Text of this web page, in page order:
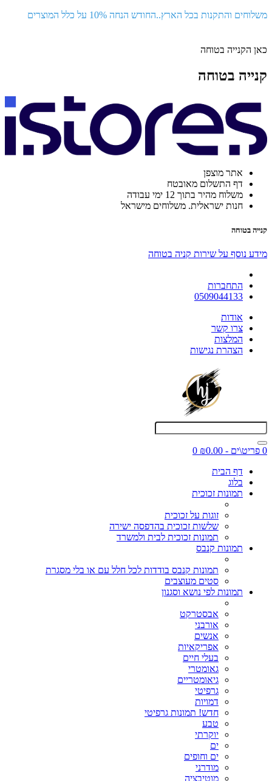
משלוחים והתקנות בכל הארץ..החודש הנחה 10% על כלל המוצרים
כאן הקנייה בטוחה
קנייה בטוחה
אתר מוצפן
דף התשלום מאובטח
משלוח מהיר בתוך 12 ימי עבודה
חנות ישראלית. משלוחים מישראל
קנייה בטוחה
מידע נוסף על שירות קניה בטוחה
התחברות
0509044133
אודות
צרו קשר
המלצות
הצהרת נגישות
0 פריט\ים - ₪0.00
0
דף הבית
בלוג
תמונות זכוכית
זוגות על זכוכית
שלשות זכוכית בהדפסה ישירה
תמונות זכוכית לבית ולמשרד
תמונות קנבס
תמונות קנבס בודדות לכל חלל עם או בלי מסגרת
סטים מעוצבים
תמונות לפי נושא וסגנון
אבסטרקט
אורבני
אנשים
אפריקאיות
בעלי חיים
גאומטרי
גיאומטריים
גרפיטי
דמויות
חדש! תמונות גרפיטי
טבע
יוקרתי
ים
ים וחופים
מודרני
מוטיבציה